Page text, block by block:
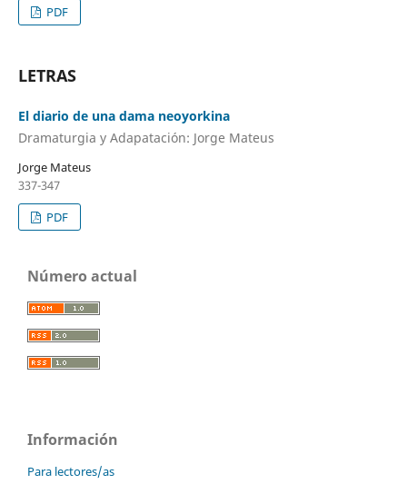
PDF
LETRAS
El diario de una dama neoyorkina
Dramaturgia y Adapatación: Jorge Mateus
Jorge Mateus
337-347
PDF
Número actual
Información
Para lectores/as